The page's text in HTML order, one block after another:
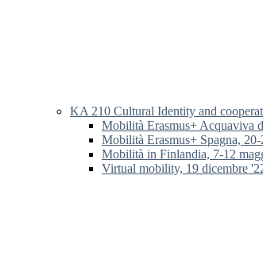
KA 210 Cultural Identity and
Mobilità Erasmus+ Acquaviva
Mobilità Erasmus+ Spagna,
Mobilità in Finlandia, 7-12
Virtual mobility, 19 dicembre